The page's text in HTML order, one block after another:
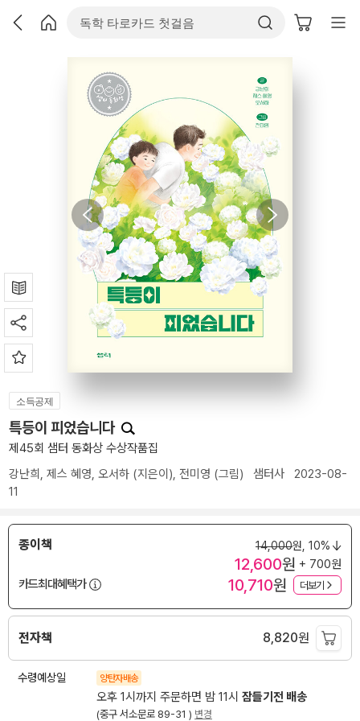
소득공제
특등이 피었습니다
제45회 샘터 동화상 수상작품집
강난희 , 제스 혜영, 오서하 (지은이), 전미영 (그림) 샘터사 2023-08-
11
종이책 14,000원, 10%
12,600원 + 700원
카드최대혜택가
10,710원 더보기
전자책 8,820원
수령예상일 양탄자배송
오후 1시까지 주문하면 밤 11시 잠들기전 배송
(중구 서소문로 89-31 ) 변경